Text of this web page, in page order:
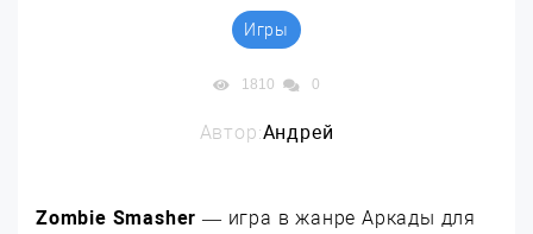
Игры
1810 0
Автор:Андрей
Zombie Smasher — игра в жанре Аркады для